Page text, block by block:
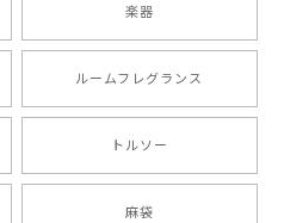
楽器
ルームフレグランス
トルソー
麻袋